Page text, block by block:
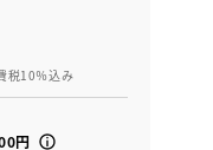
税10％込み
円